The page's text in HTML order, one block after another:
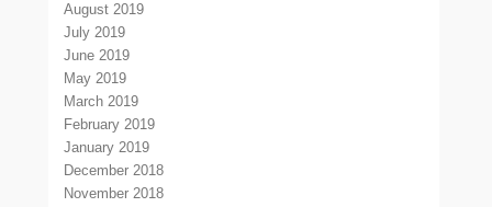
August 2019
July 2019
June 2019
May 2019
March 2019
February 2019
January 2019
December 2018
November 2018